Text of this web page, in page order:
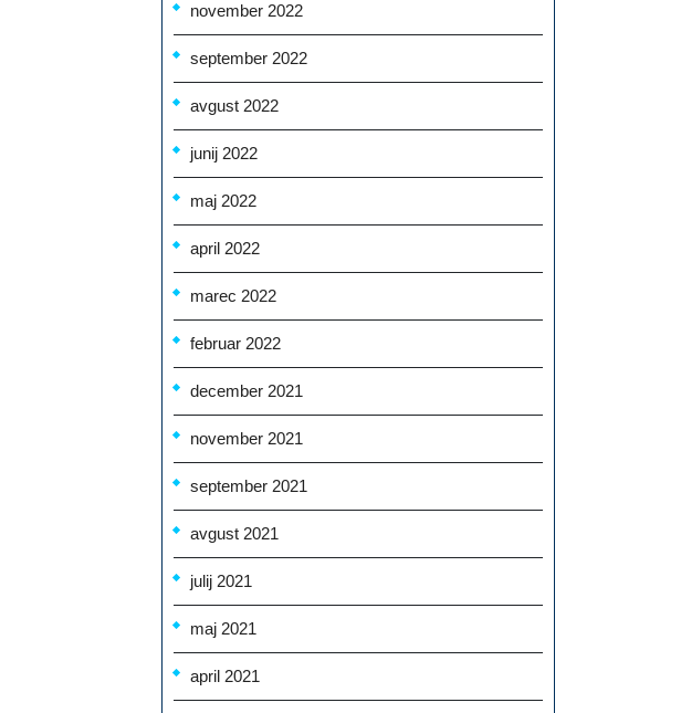
november 2022
september 2022
avgust 2022
junij 2022
maj 2022
april 2022
marec 2022
februar 2022
december 2021
november 2021
september 2021
avgust 2021
julij 2021
maj 2021
april 2021